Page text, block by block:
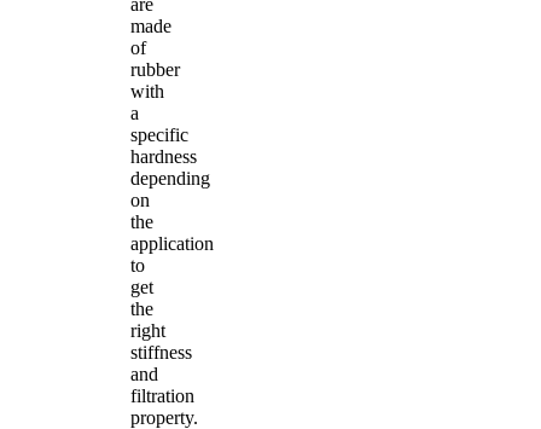
made
of
rubber
with
a
specific
hardness
depending
on
the
application
to
get
the
right
stiffness
and
filtration
property.